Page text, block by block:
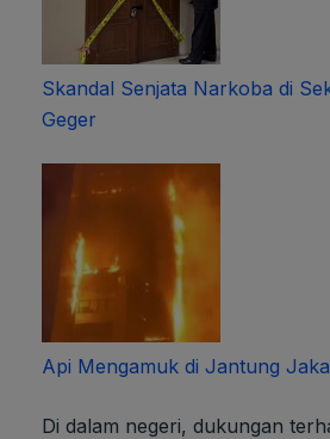
Skandal Senjata Narkoba di
Geger
Api Mengamuk di Jantung
Di dalam negeri, dukungan